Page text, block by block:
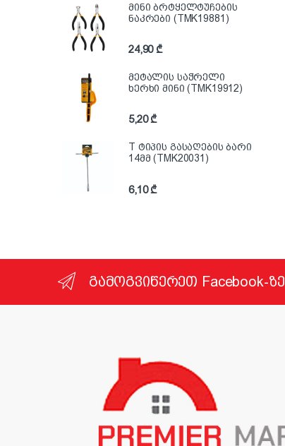
მინი ბრტყელტუჩების
ნაკრები (TMK19881)
24,90₾
მეტალის საჭრელი
ხერხი მინი (TMK19912)
5,20₾
T ტიპის გასაღების ბარი
14მმ (TMK20031)
6,10₾
გამოგვიწერეთ Facebook-ზე